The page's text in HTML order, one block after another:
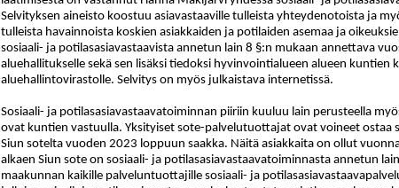
Selvityksen aineisto koostuu asiavastaaville tulleista yhteydenotoista ja
tulleista havainnoista koskien asiakkaiden ja potilaiden asemaa ja
sosiaali- ja potilasasiavastaavista annetun lain 8 §:n mukaan annettava
aluehallitukselle sekä sen lisäksi tiedoksi hyvinvointialueen alueen kuntien
aluehallintovirastolle. Selvitys on myös julkaistava internetissä.
Sosiaali- ja potilasasiavastaavatoiminnan piiriin kuuluu lain perusteella
ovat kuntien vastuulla. Yksityiset sote-palvelutuottajat ovat voineet ostaa
Siun sotelta vuoden 2023 loppuun saakka. Näitä asiakkaita on ollut
alkaen Siun sote on sosiaali- ja potilasasiavastaavatoiminnasta annetun
maakunnan kaikille palveluntuottajille sosiaali- ja